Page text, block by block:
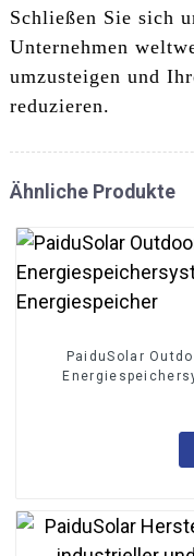
Schließen Sie sich
Unternehmen
umzusteigen und
reduzieren.
Ähnliche Produkte
PaiduSolar